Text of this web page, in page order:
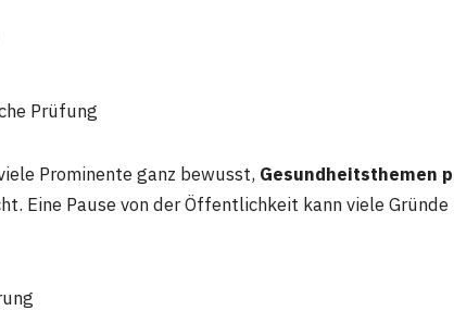
Prüfung
Prominente ganz bewusst, Gesundheitsthemen
Eine Pause von der Öffentlichkeit kann viele Gründe